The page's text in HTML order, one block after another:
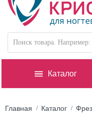
Каталог
Главная Каталог